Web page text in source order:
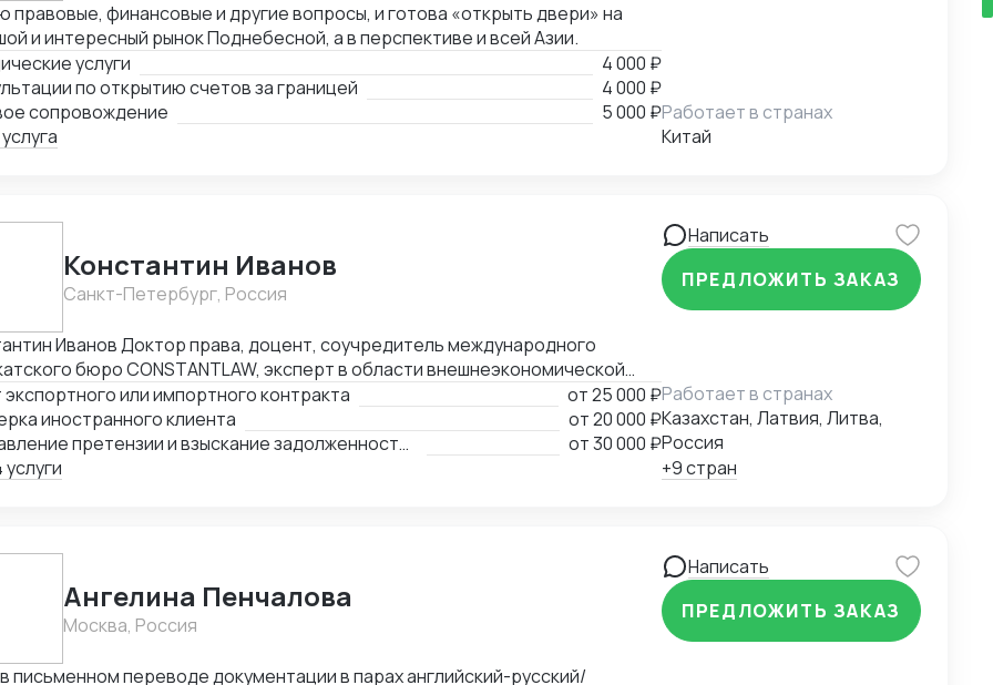
правовые, финансовые и другие вопросы, и готова «открыть двери» на
и интересный рынок Поднебесной, а в перспективе и всей Азии.
услуги
4 000 ₽
по открытию счетов за границей
4 000 ₽
сопровождение
5 000 ₽Работает в странах
Китай
Константин Иванов
Санкт-Петербург, Россия
права, доцент, соучредитель международного
бюро CONSTANTLAW, эксперт в области внешнеэкономической
сопровождения международных сделок и решения
споров. Международный арбитр (Рижский третейский суд
Латвия, международный арбитражный суд IAC / Алматы, Казахстан).
экспортного или импортного контракта от25 000 ₽
иностранного клиента
от20 000 ₽
Составление претензии и взыскание задолженности с иностранного клиента
от30 000 ₽
Написать
ПРЕДЛОЖИТЬ ЗАКАЗ
Работает в странах
Казахстан, Латвия, Литва,
Россия
+9 стран
Ангелина Пенчалова
Москва, Россия
письменном переводе документации в парах английский-русский/
Написать
ПРЕДЛОЖИТЬ ЗАКАЗ